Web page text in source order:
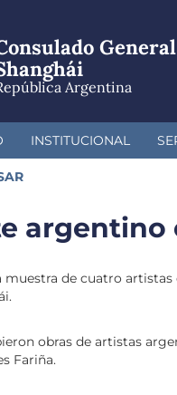
Argentina
INSTITUCIONAL
argentino
muestra de cuatro
obras de artistas
Fariña.